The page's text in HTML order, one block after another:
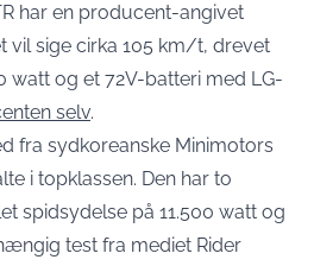
har en producent-angivet
vil sige cirka 105 km/t, drevet
watt og et 72V-batteri med LG-
selv.
fra sydkoreanske Minimotors
i topklassen. Den har to
spidsydelse på 11.500 watt og
test fra mediet Rider